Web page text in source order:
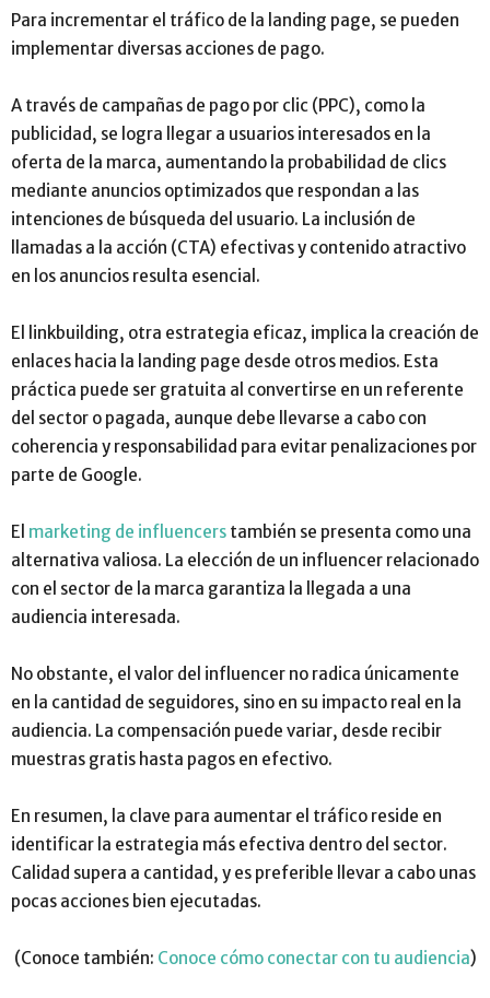
Para incrementar el tráfico de la landing page, se pueden
implementar diversas acciones de pago.
A través de campañas de pago por clic (PPC), como la
publicidad, se logra llegar a usuarios interesados en la
oferta de la marca, aumentando la probabilidad de clics
mediante anuncios optimizados que respondan a las
intenciones de búsqueda del usuario. La inclusión de
llamadas a la acción (CTA) efectivas y contenido atractivo
en los anuncios resulta esencial.
El linkbuilding, otra estrategia eficaz, implica la creación de
enlaces hacia la landing page desde otros medios. Esta
práctica puede ser gratuita al convertirse en un referente
del sector o pagada, aunque debe llevarse a cabo con
coherencia y responsabilidad para evitar penalizaciones por
parte de Google.
El marketing de influencers también se presenta como una
alternativa valiosa. La elección de un influencer relacionado
con el sector de la marca garantiza la llegada a una
audiencia interesada.
No obstante, el valor del influencer no radica únicamente
en la cantidad de seguidores, sino en su impacto real en la
audiencia. La compensación puede variar, desde recibir
muestras gratis hasta pagos en efectivo.
En resumen, la clave para aumentar el tráfico reside en
identificar la estrategia más efectiva dentro del sector.
Calidad supera a cantidad, y es preferible llevar a cabo unas
pocas acciones bien ejecutadas.
(Conoce también: Conoce cómo conectar con tu audiencia)